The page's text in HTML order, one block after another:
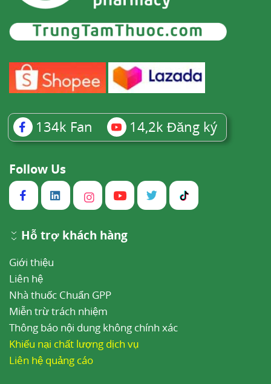
134k Fan 14,2k Đăng ký
Follow Us
Hỗ trợ khách hàng
Giới thiệu
Liên hệ
Nhà thuốc Chuẩn GPP
Miễn trừ trách nhiệm
Thông báo nội dung không chính xác
Khiếu nại chất lượng dịch vụ
Liên hệ quảng cáo